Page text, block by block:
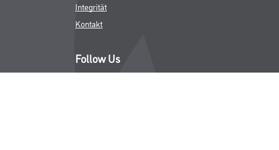
Integrität
Kontakt
Follow Us